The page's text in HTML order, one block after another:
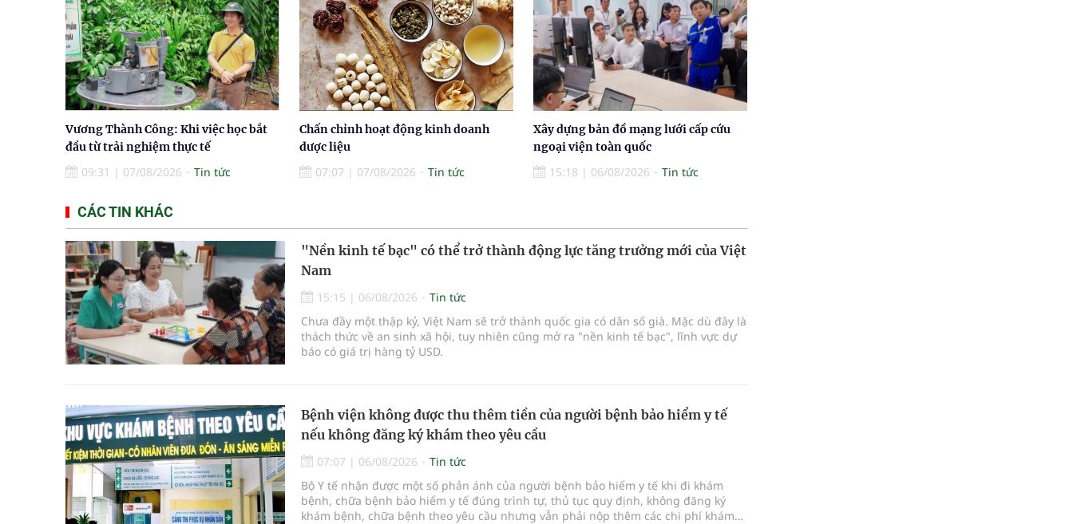
Vương Thành Công: Khi việc học bắt
đầu từ trải nghiệm thực tế
09:31 | 07/08/2026 Tin tức
Chấn chỉnh hoạt động kinh doanh
dược liệu
07:07 | 07/08/2026 Tin tức
Xây dựng bản đồ mạng lưới cấp cứu
ngoại viện toàn quốc
15:18 | 06/08/2026 Tin tức
CÁC TIN KHÁC
"Nền kinh tế bạc" có thể trở thành động lực tăng trưởng mới của Việt
Nam
15:15 | 06/08/2026
Tin tức
Chưa đầy một thập kỷ, Việt Nam sẽ trở thành quốc gia có dân số già. Mặc dù đây là
thách thức về an sinh xã hội, tuy nhiên cũng mở ra "nền kinh tế bạc", lĩnh vực dự
báo có giá trị hàng tỷ USD.
Bệnh viện không được thu thêm tiền của người bệnh bảo hiểm y tế
nếu không đăng ký khám theo yêu cầu
07:07 | 06/08/2026
Tin tức
Bộ Y tế nhận được một số phản ánh của người bệnh bảo hiểm y tế khi đi khám
bệnh, chữa bệnh bảo hiểm y tế đúng trình tự, thủ tục quy định, không đăng ký
khám bệnh, chữa bệnh theo yêu cầu nhưng vẫn phải nộp thêm các chi phí khám